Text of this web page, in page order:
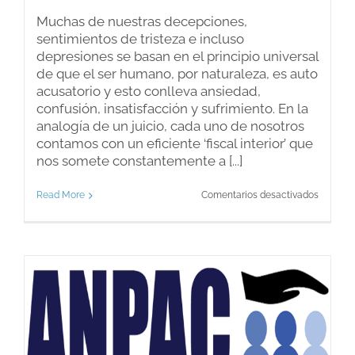
Muchas de nuestras decepciones,
sentimientos de tristeza e incluso
depresiones se basan en el principio universal
de que el ser humano, por naturaleza, es auto
acusatorio y esto conlleva ansiedad,
confusión, insatisfacción y sufrimiento. En la
analogía de un juicio, cada uno de nosotros
contamos con un eficiente ‘fiscal interior’ que
nos somete constantemente a [...]
Read More Comentarios desactivadosen